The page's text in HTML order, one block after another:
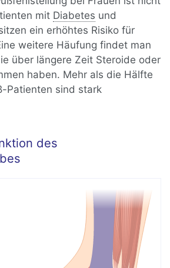
mit Diabetes und
ein erhöhtes Risiko für
weitere Häufung findet man
über längere Zeit Steroide oder
haben. Mehr als die Hälfte
Patienten sind stark
des